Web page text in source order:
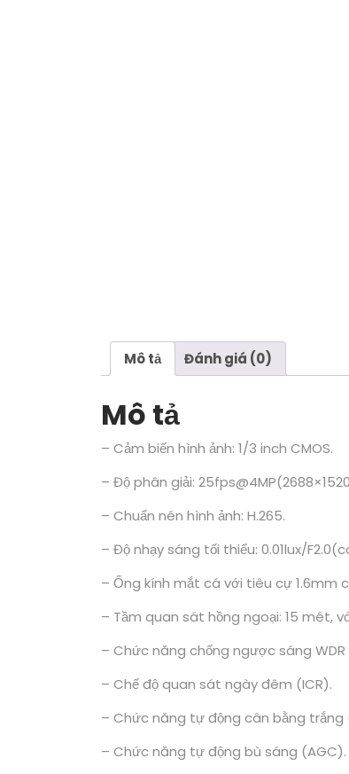
Mô tả Đánh giá (0)
Mô tả
– Cảm biến hình ảnh: 1/3 inch CMOS.
– Độ phân giải:
– Chuẩn nén hình ảnh: H.265.
– Độ nhạy sáng tối thiểu: 0.01lux/
– Ống kính mắt cá với tiêu cự 1.6mm
– Tầm quan sát hồng ngoại: 15 mét,
– Chức năng chống ngược sáng WDR
– Chế độ quan sát ngày đêm (ICR).
– Chức năng tự động cân bằng trắng
– Chức năng tự động bù sáng (AGC).